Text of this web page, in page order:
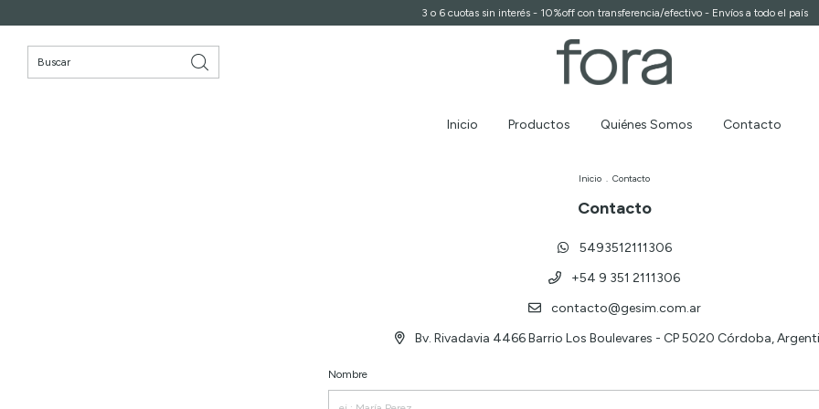
3 o 6 cuotas sin interés - 10%off con transferencia/efectivo - Envíos a todo el país
Inicio Productos Quiénes Somos Contacto
Inicio . Contacto
Contacto
5493512111306
+54 9 351 2111306
contacto@gesim.com.ar
Bv. Rivadavia 4466 Barrio Los Boulevares - CP 5020 Córdoba,
Nombre